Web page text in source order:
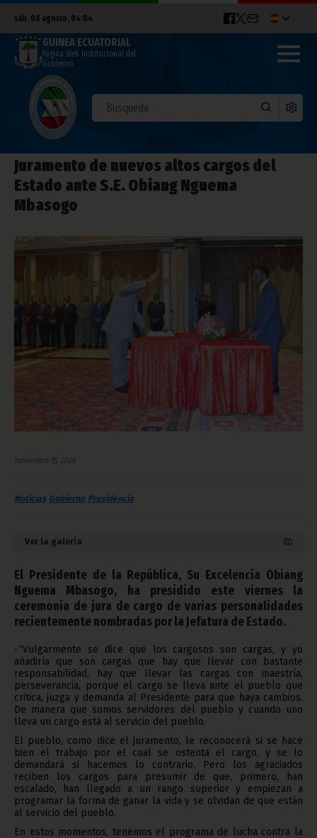
sáb. 08 agosto, 04:04
GUINEA ECUATORIAL
Página Web Institucional del
Gobierno
Juramento de nuevos altos cargos del
Estado ante S.E. Obiang Nguema
Mbasogo
noviembre 15, 2024
Noticias Gobierno Presidencia
Ver la galería
El Presidente de la República, Su Excelencia Obiang
Nguema Mbasogo, ha presidido este viernes la
ceremonia de jura de cargo de varias personalidades
recientemente nombradas por la Jefatura de Estado.
-“Vulgarmente se dice que los cargosos son cargas, y yo
añadiría que son cargas que hay que llevar con bastante
responsabilidad, hay que llevar las cargas con maestría,
perseverancia, porque el cargo se lleva ante el pueblo que
critica, juzga y demanda al Presidente para que haya cambios.
De manera que somos servidores del pueblo y cuando uno
lleva un cargo está al servicio del pueblo.
El pueblo, como dice el juramento, le reconocerá si se hace
bien el trabajo por el cual se ostenta el cargo, y se lo
demandará si hacemos lo contrario. Pero los agraciados
reciben los cargos para presumir de que, primero, han
escalado, han llegado a un rango superior y empiezan a
programar la forma de ganar la vida y se olvidan de que están
al servicio del pueblo.
En estos momentos, tenemos el programa de lucha contra la